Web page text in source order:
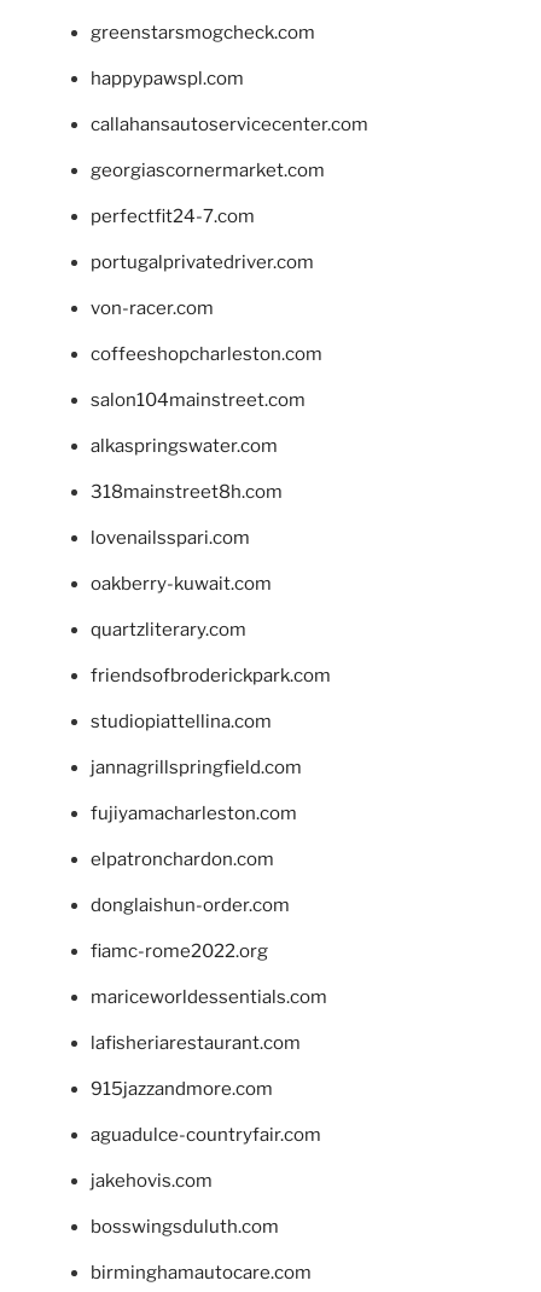
greenstarsmogcheck.com
happypawspl.com
callahansautoservicecenter.com
georgiascornermarket.com
perfectfit24-7.com
portugalprivatedriver.com
von-racer.com
coffeeshopcharleston.com
salon104mainstreet.com
alkaspringswater.com
318mainstreet8h.com
lovenailsspari.com
oakberry-kuwait.com
quartzliterary.com
friendsofbroderickpark.com
studiopiattellina.com
jannagrillspringfield.com
fujiyamacharleston.com
elpatronchardon.com
donglaishun-order.com
fiamc-rome2022.org
mariceworldessentials.com
lafisheriarestaurant.com
915jazzandmore.com
aguadulce-countryfair.com
jakehovis.com
bosswingsduluth.com
birminghamautocare.com